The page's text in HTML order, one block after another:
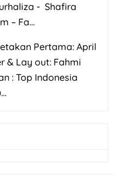
- Shafira
– Fa...
Pertama: April
& Lay out: Fahmi
: Top Indonesia